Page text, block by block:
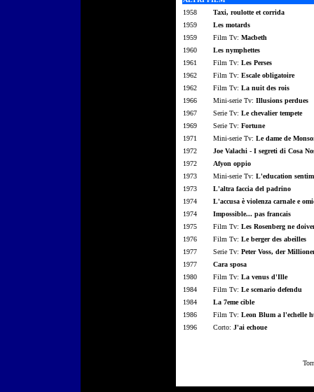
1958
Taxi, roulotte et corrida
1959
Les motards
1959
Film Tv: Macbeth
1960
Les nymphettes
1961
Film Tv: Les Perses
1962
Film Tv: Escale obligatoire
1962
Film Tv: La nuit des rois
1966
Mini-serie Tv: Illusions perdues
1967
Serie Tv: Le chevalier tempete
1969
Serie Tv: Fortune
1971
Mini-serie Tv: Le dame de
1972
Joe Valachi - I segreti di Cosa
1972
Afyon oppio
1973
Mini-serie Tv: L'education
1973
L'altra faccia del padrino
1974
L'accusa è violenza carnale e
1974
Impossible... pas francais
1975
Film Tv: Les Rosenberg ne
1976
Film Tv: Le berger des abeilles
1977
Serie Tv: Peter Voss, der
1977
Cara sposa
1980
Film Tv: La venus d'Ille
1984
Film Tv: Le scenario defendu
1984
La 7eme cible
1986
Film Tv: Leon Blum a l'echelle
1996
Corto: J'ai echoue